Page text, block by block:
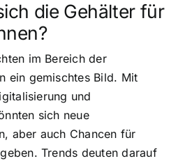
die Gehälter für
im Bereich der
ein gemischtes Bild. Mit
und
sich neue
aber auch Chancen für
Trends deuten darauf